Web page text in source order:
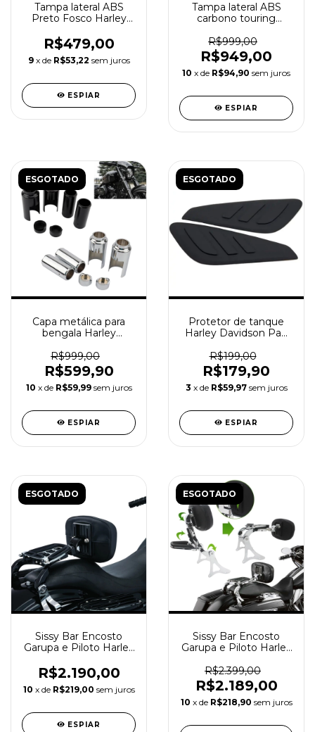
Tampa lateral ABS
Preto Fosco Harley
R$479,00
9 x de R$53,22 sem juros
ESPIAR
Tampa lateral ABS
carbono touring
R$999,00
R$949,00
10 x de R$94,90 sem juros
ESPIAR
ESGOTADO
Capa metálica para
bengala Harley
2018+
R$999,00
R$599,90
10 x de R$59,99 sem juros
ESPIAR
ESGOTADO
Protetor de tanque
Harley Davidson Pan
R$199,00
R$179,90
3 x de R$59,97 sem juros
ESPIAR
ESGOTADO
Sissy Bar Encosto
Garupa e Piloto Harley
R$2.190,00
10 x de R$219,00 sem juros
ESPIAR
ESGOTADO
Sissy Bar Encosto
Garupa e Piloto Harley
R$2.399,00
R$2.189,00
10 x de R$218,90 sem juros